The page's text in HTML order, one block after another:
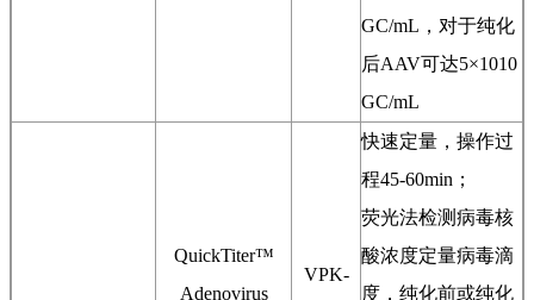
GC/mL，对于纯化
后AAV可达5×1010
GC/mL
QuickTiter™
Adenovirus
VPK-
快速定量，操作过
程45-60min；
荧光法检测病毒核
酸浓度定量病毒滴
度，纯化前或纯化